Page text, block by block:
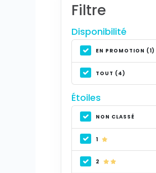
Filtre
Disponibilité
EN PROMOTION (1)
TOUT (4)
Étoiles
NON CLASSÉ
1
2